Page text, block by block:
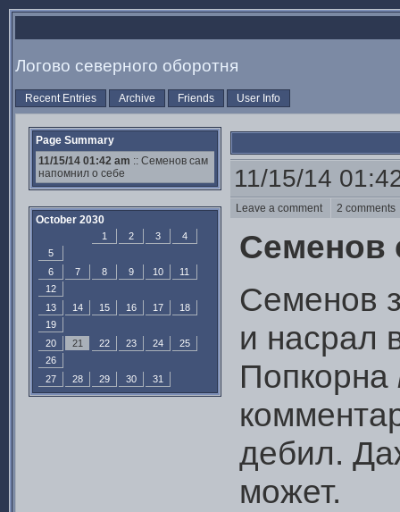
Логово северного оборотня
Recent Entries Archive Friends User Info
Page Summary
11/15/14 01:42 am :: Семенов сам
напомнил о себе
October 2030
1 2 3
4
5
6
7 8 9 10
11
12
13
14 15 16 17
18
19
20
21 22 23 24
25
26
27
28 29 30 31
11/15/14
Leave a comment 2
Семенов
Семенов
и насрал
Попкорна
дебил.
может.